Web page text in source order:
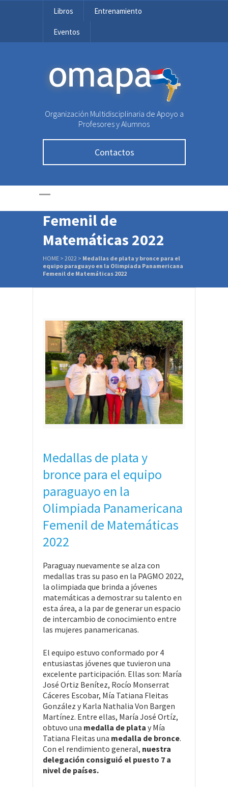
Libros Entrenamiento
Eventos
OMAPA
Organización Multidisciplinaria de Apoyo a
Profesores y Alumnos
Contactos
Medallas de plata y
bronce para el
equipo paraguayo en
la Olimpiada
Panamericana
Femenil de
Matemáticas 2022
HOME > 2022 > Medallas de plata y bronce para el
equipo paraguayo en la Olimpiada Panamericana
Femenil de Matemáticas 2022
Medallas de plata y
bronce para el equipo
paraguayo en la
Olimpiada Panamericana
Femenil de Matemáticas
2022
Paraguay nuevamente se alza con
medallas tras su paso en la PAGMO 2022,
la olimpiada que brinda a jóvenes
matemáticas a demostrar su talento en
esta área, a la par de generar un espacio
de intercambio de conocimiento entre
las mujeres panamericanas.
El equipo estuvo conformado por 4
entusiastas jóvenes que tuvieron una
excelente participación. Ellas son: María
José Ortiz Benítez, Rocío Monserrat
Cáceres Escobar, Mía Tatiana Fleitas
González y Karla Nathalia Von Bargen
Martínez. Entre ellas, María José Ortíz,
obtuvo una medalla de plata y Mía
Tatiana Fleitas una medalla de bronce.
Con el rendimiento general, nuestra
delegación consiguió el puesto 7 a
nivel de países.